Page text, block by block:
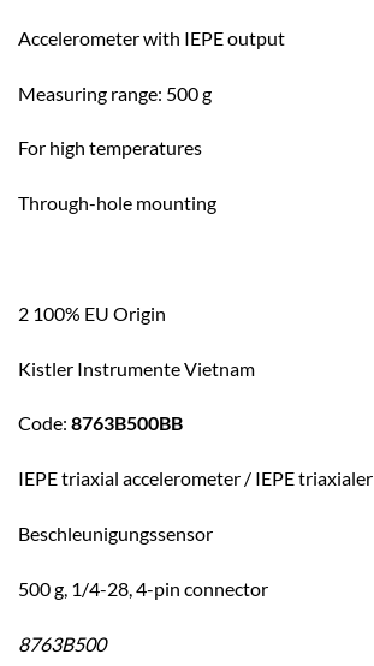
Accelerometer with IEPE output
Measuring range: 500 g
For high temperatures
Through-hole mounting
2 100% EU Origin
Kistler Instrumente Vietnam
Code: 8763B500BB
IEPE triaxial accelerometer / IEPE triaxialer
Beschleunigungssensor
500 g, 1/4-28, 4-pin connector
8763B500